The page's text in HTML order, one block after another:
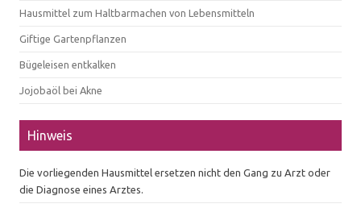
Hausmittel zum Haltbarmachen von Lebensmitteln
Giftige Gartenpflanzen
Bügeleisen entkalken
Jojobaöl bei Akne
Hinweis
Die vorliegenden Hausmittel ersetzen nicht den Gang zu Arzt oder
die Diagnose eines Arztes.